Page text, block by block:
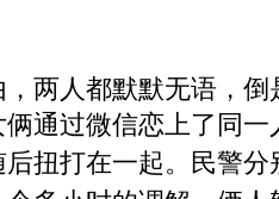
人都默默无语，倒
通过微信恋上了同
扭打在一起。 民警分